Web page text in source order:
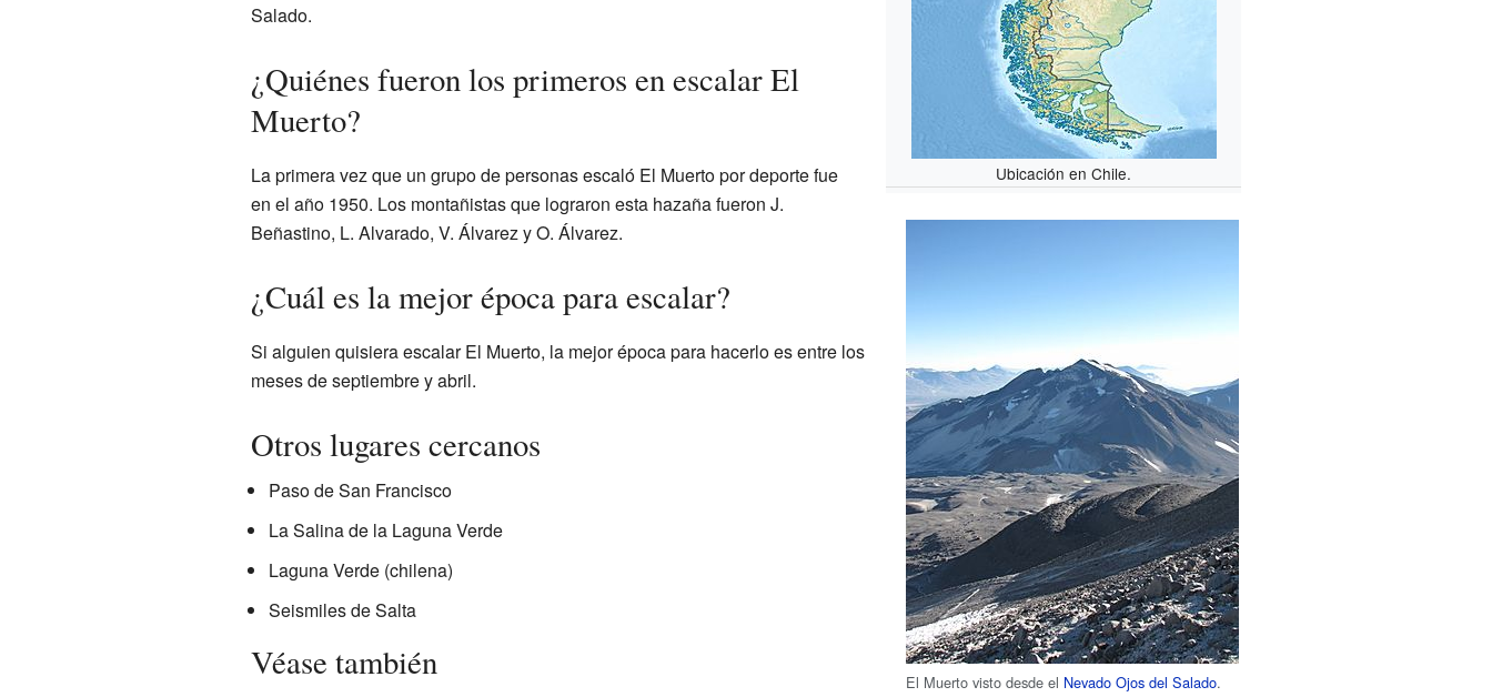
Ubicación en Chile.
El Muerto visto desde el Nevado Ojos del Salado.
Salado.
¿Quiénes fueron los primeros en escalar El
Muerto?
La primera vez que un grupo de personas escaló El Muerto por deporte fue
en el año 1950. Los montañistas que lograron esta hazaña fueron J.
Beñastino, L. Alvarado, V. Álvarez y O. Álvarez.
¿Cuál es la mejor época para escalar?
Si alguien quisiera escalar El Muerto, la mejor época para hacerlo es entre los
meses de septiembre y abril.
Otros lugares cercanos
Paso de San Francisco
La Salina de la Laguna Verde
Laguna Verde (chilena)
Seismiles de Salta
Véase también